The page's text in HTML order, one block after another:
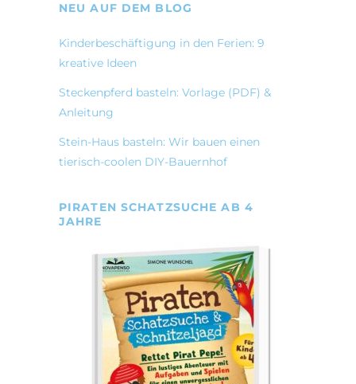
NEU AUF DEM BLOG
Kinderbeschäftigung in den Ferien: 9
kreative Ideen
Steckenpferd basteln: Vorlage (PDF) &
Anleitung
Stein-Haus basteln: Wir bauen einen
tierisch-coolen DIY-Bauernhof
PIRATEN SCHATZSUCHE AB 4
JAHRE